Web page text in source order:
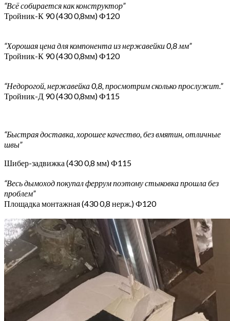
“Всё собирается как конструктор”
Тройник-К 90 (430 0,8мм) Ф120
“Хорошая цена для компонента из нержавейки 0,8 мм”
Тройник-К 90 (430 0,8мм) Ф120
“Недорогой, нержавейка 0,8, просмотрим сколько прослужит.”
Тройник-Д 90 (430 0,8мм) Ф115
“Быстрая доставка, хорошее качество, без вмятин, отличные
швы”
Шибер-задвижка (430 0,8 мм) Ф115
“Весь дымоход покупал феррум поэтому стыковка прошла без
проблем”
Площадка монтажная (430 0,8 нерж.) Ф120